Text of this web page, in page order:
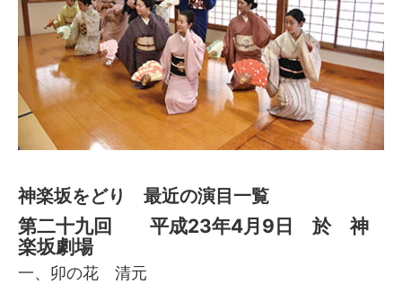
神楽坂をどり 最近の演目一覧
第二十九回 平成23年4月9日 於 神
楽坂劇場
一、卯の花 清元